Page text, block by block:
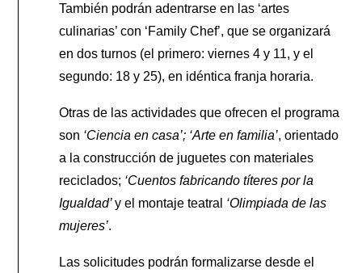
También podrán adentrarse en las ‘artes
culinarias’ con ‘Family Chef’, que se organizará
en dos turnos (el primero: viernes 4 y 11, y el
segundo: 18 y 25), en idéntica franja horaria.
Otras de las actividades que ofrecen el programa
son ‘Ciencia en casa’; ‘Arte en familia’, orientado
a la construcción de juguetes con materiales
reciclados; ‘Cuentos fabricando títeres por la
Igualdad’y el montaje teatral ‘Olimpiada de las
mujeres’.
Las solicitudes podrán formalizarse desde el